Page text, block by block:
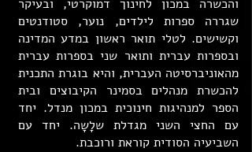
והכשרה במכון לחינוך דמוקרטי, ובעיקר
שגררה ספרות לילדים, נוער, סטודנטים
וקשישים. לטלי תואר ראשון במדע המדינה
ובספרות עברית ותואר שני בספרות עברית
מהאוניברסיטה העברית, והיא בוגרת התכנית
להכשרת מנהלים בסמינר הקיבוצים ובית
הספר למנהיגות חינוכית במכון מנדל. יחד
עם החצי השני מגדלת שלָשָה. יחד עם
השביעיה הסודית קוראת ורוכבת.